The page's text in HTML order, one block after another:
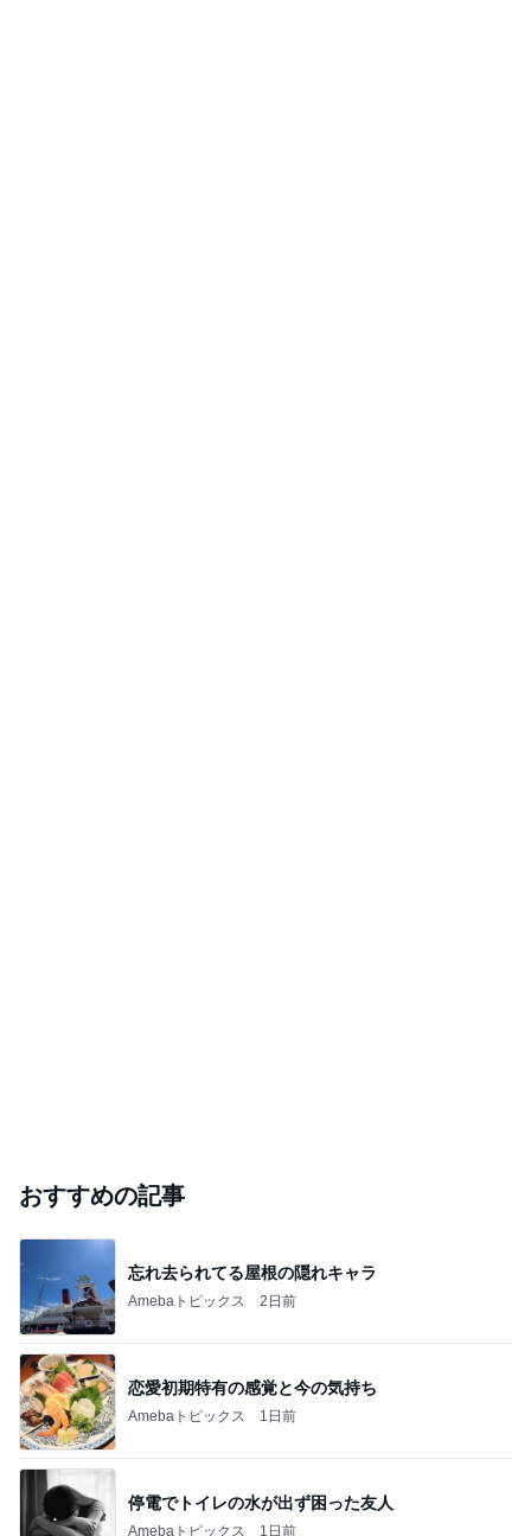
おすすめの記事
忘れ去られてる屋根の隠れキャラ
Amebaトピックス 2日前
恋愛初期特有の感覚と今の気持ち
Amebaトピックス 1日前
停電でトイレの水が出ず困った友人
Amebaトピックス 1日前